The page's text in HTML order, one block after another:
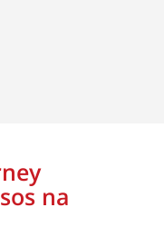
na